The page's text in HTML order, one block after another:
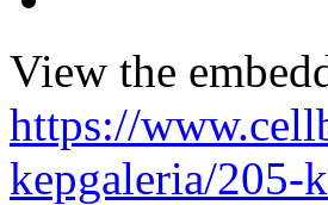
View the
https://
kepgaleria/205-